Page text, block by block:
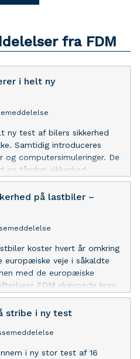
fra FDM
i helt ny
ny test af bilers sikkerhed
Samtidig introduceres
computersimuleringer. De
tårnhøj sikkerhed.
på lastbiler –
koster hvert år omkring
europæiske veje i såkaldte
med de europæiske
FDM skærpede krav
stribe i ny test
i ny stor test af 16